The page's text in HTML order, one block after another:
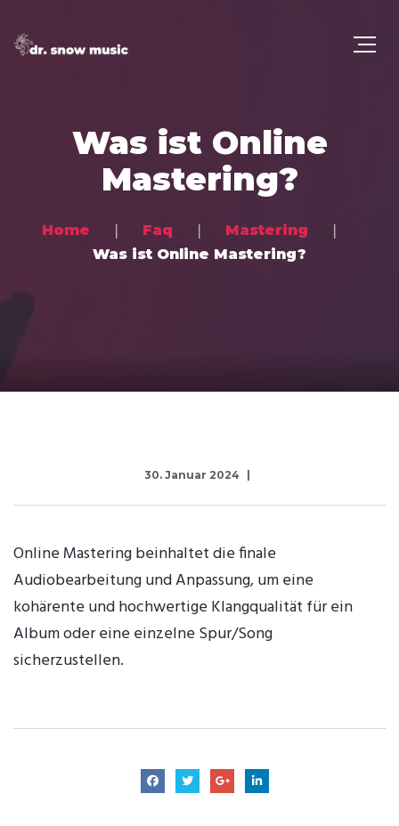
Was ist Online
Mastering?
Home Faq
Mastering
Was ist Online Mastering?
30. Januar 2024
Online Mastering beinhaltet die finale
Audiobearbeitung und Anpassung, um eine
kohärente und hochwertige Klangqualität für ein
Album oder eine einzelne Spur/Song
sicherzustellen.